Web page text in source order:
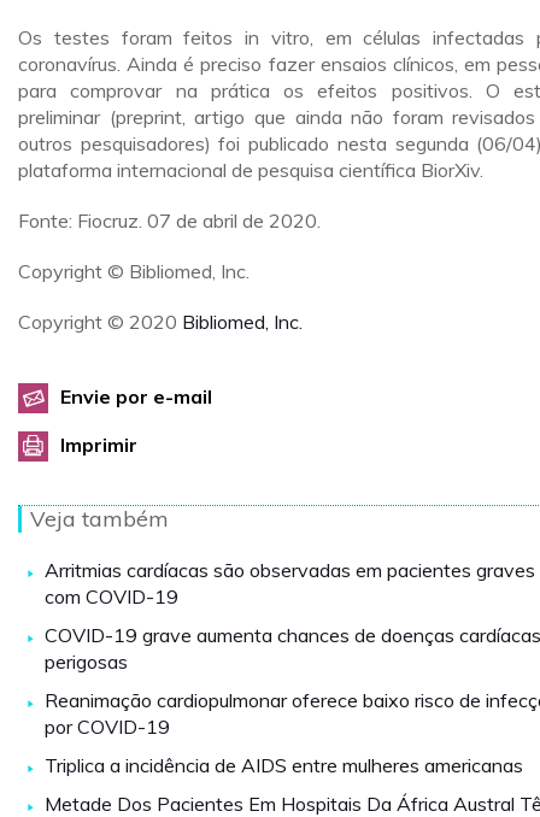
Os testes foram feitos in vitro, em células infectadas
coronavírus. Ainda é preciso fazer ensaios clínicos, em
para comprovar na prática os efeitos positivos. O
preliminar (preprint, artigo que ainda não foram
outros pesquisadores) foi publicado nesta segunda (06/
plataforma internacional de pesquisa científica BiorXiv.
Fonte: Fiocruz. 07 de abril de 2020.
Copyright © Bibliomed, Inc.
Copyright © 2020 Bibliomed, Inc.
Envie por e-mail
Imprimir
Veja também
Arritmias cardíacas são observadas em pacientes graves
com COVID-19
COVID-19 grave aumenta chances de doenças cardíacas
perigosas
Reanimação cardiopulmonar oferece baixo risco de
por COVID-19
Triplica a incidência de AIDS entre mulheres americanas
Metade Dos Pacientes Em Hospitais Da África Austral